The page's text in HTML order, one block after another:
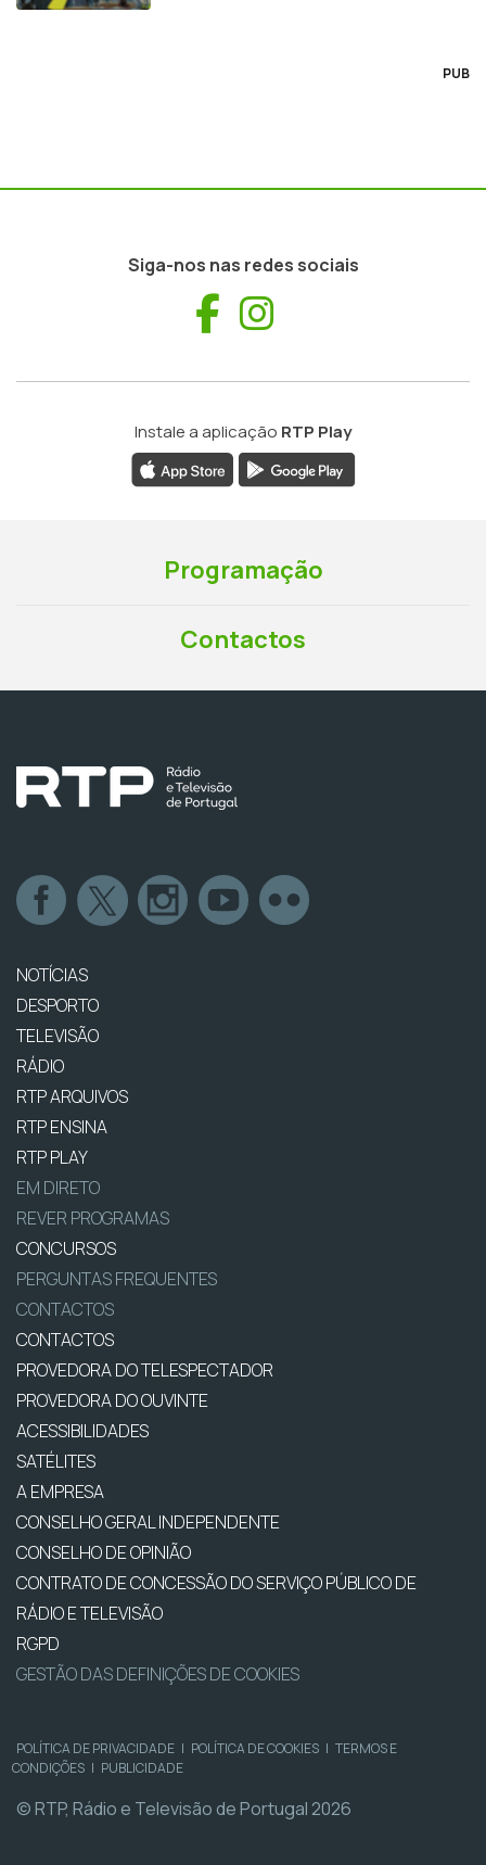
PUB
Siga-nos nas redes sociais
Facebook
Instale a aplicação RTP Play
Programação
Contactos
NOTÍCIAS
DESPORTO
TELEVISÃO
RÁDIO
RTP ARQUIVOS
RTP ENSINA
RTP PLAY
EM DIRETO
REVER PROGRAMAS
CONCURSOS
PERGUNTAS FREQUENTES
CONTACTOS
CONTACTOS
PROVEDORA DO TELESPECTADOR
PROVEDORA DO OUVINTE
ACESSIBILIDADES
SATÉLITES
A EMPRESA
CONSELHO GERAL INDEPENDENTE
CONSELHO DE OPINIÃO
CONTRATO DE CONCESSÃO DO SERVIÇO PÚBLICO DE
RÁDIO E TELEVISÃO
RGPD
GESTÃO DAS DEFINIÇÕES DE COOKIES
POLÍTICA DE PRIVACIDADE | POLÍTICA DE COOKIES | TERMOS E
CONDIÇÕES | PUBLICIDADE
© RTP, Rádio e Televisão de Portugal 2026